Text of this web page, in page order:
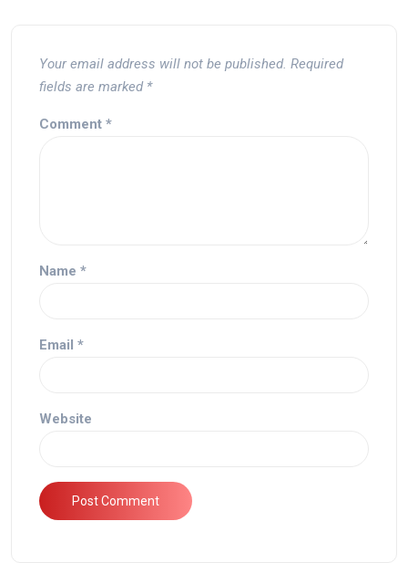
Your email address will not be published. Required
fields are marked *
Comment *
Name *
Email *
Website